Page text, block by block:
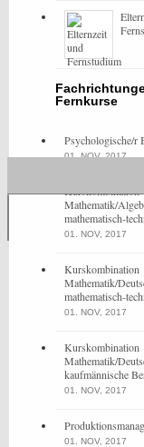
Fernkurse
Psychologische/r
01. NOV, 2017
Kurskombination
Mathematik/
mathematisch-
01. NOV, 2017
Kurskombination
Mathematik/
mathematisch-
01. NOV, 2017
Kurskombination
Mathematik/
kaufmännische
01. NOV, 2017
01. NOV, 2017